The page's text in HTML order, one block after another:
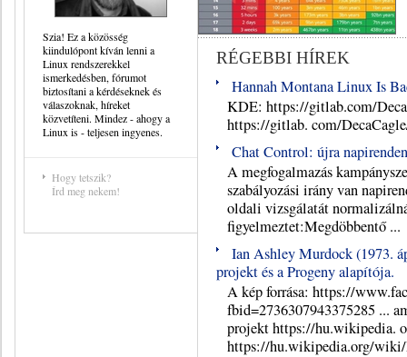
Szia! Ez a közösség
kiindulópont kíván lenni a
Linux rendszerekkel
ismerkedésben, fórumot
biztosítani a kérdéseknek és
válaszoknak, híreket
közvetíteni. Mindez - ahogy a
Linux is - teljesen ingyenes.
Hogy tetszik?
Írd meg nekem!
RÉGEBBI HÍREK
Hannah Montana Linux Is
KDE: https://gitlab.com/
https://gitlab. com/
Chat Control: újra
A megfogalmazás
szabályozási irány van
oldali vizsgálatát
figyelmeztet:Megdöbbentő ...
Ian Ashley Murdock (1973.
projekt és a Progeny alapítója.
A kép forrása: https://
fbid=2736307943375285 ...
projekt https://hu.wikipedia.
https://hu.wikipedia.org/wiki/